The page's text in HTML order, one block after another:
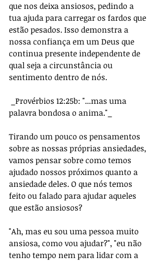
que nos deixa ansiosos, pedindo a
tua ajuda para carregar os fardos que
estão pesados. Isso demonstra a
nossa confiança em um Deus que
continua presente independente de
qual seja a circunstância ou
sentimento dentro de nós.
palavra bondosa o anima."_
Tirando um pouco os pensamentos
sobre as nossas próprias ansiedades,
vamos pensar sobre como temos
ajudado nossos próximos quanto a
ansiedade deles. O que nós temos
feito ou falado para ajudar aqueles
que estão ansiosos?
"Ah, mas eu sou uma pessoa muito
ansiosa, como vou ajudar?", "eu não
tenho tempo nem para lidar com a